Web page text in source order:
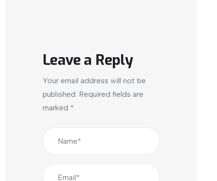
Leave a Reply
Your email address will not be
published. Required fields are
marked *